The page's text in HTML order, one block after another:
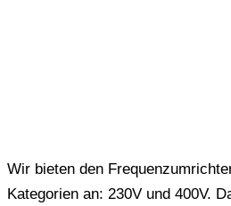
Wir bieten den
Kategorien an: 230V und 400V.